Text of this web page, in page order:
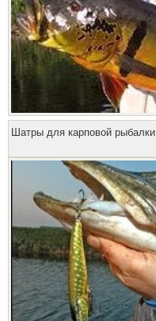
Шатры для карповой рыбалки